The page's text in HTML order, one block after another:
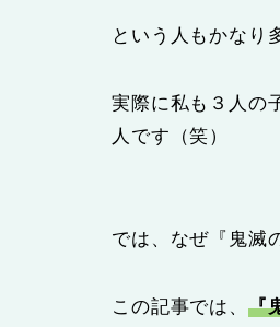
という人もかなり
実際に私も３人の
人です（笑）
では、なぜ『鬼滅
この記事では、 『